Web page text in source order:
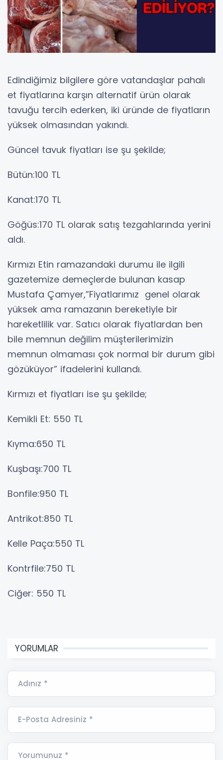
Edindiğimiz bilgilere göre vatandaşlar pahalı
et fiyatlarına karşın alternatif ürün olarak
tavuğu tercih ederken, iki üründe de fiyatların
yüksek olmasından yakındı.
Güncel tavuk fiyatları ise şu şekilde;
Bütün:100 TL
Kanat:170 TL
Göğüs:170 TL olarak satış tezgahlarında yerini
aldı.
Kırmızı Etin ramazandaki durumu ile ilgili
gazetemize demeçlerde bulunan kasap
Mustafa Çamyer,”Fiyatlarımız genel olarak
yüksek ama ramazanın bereketiyle bir
hareketlilik var. Satıcı olarak fiyatlardan ben
bile memnun değilim müşterilerimizin
memnun olmaması çok normal bir durum gibi
gözüküyor” ifadelerini kullandı.
Kırmızı et fiyatları ise şu şekilde;
Kemikli Et: 550 TL
Kıyma:650 TL
Kuşbaşı:700 TL
Bonfile:950 TL
Antrikot:850 TL
Kelle Paça:550 TL
Kontrfile:750 TL
Ciğer: 550 TL
YORUMLAR
Adınız *
E-Posta Adresiniz *
Yorumunuz *